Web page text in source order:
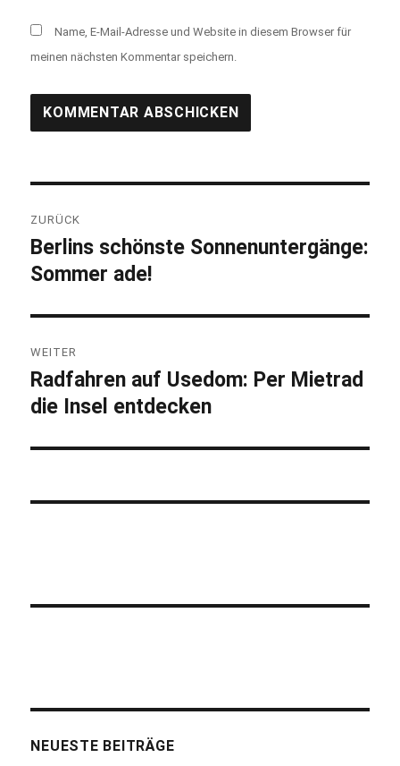
Name, E-Mail-Adresse und Website in diesem Browser für
meinen nächsten Kommentar speichern.
ZURÜCK
Vorheriger
Beitrag:
Berlins schönste Sonnenuntergänge:
Sommer ade!
WEITER
Nächster
Beitrag:
Radfahren auf Usedom: Per Mietrad
die Insel entdecken
NEUESTE BEITRÄGE